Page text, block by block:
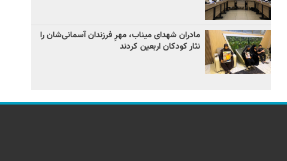
مادران شهدای میناب، مهرِ فرزندان آسمانی‌شان را
نثار کودکان اربعین کردند